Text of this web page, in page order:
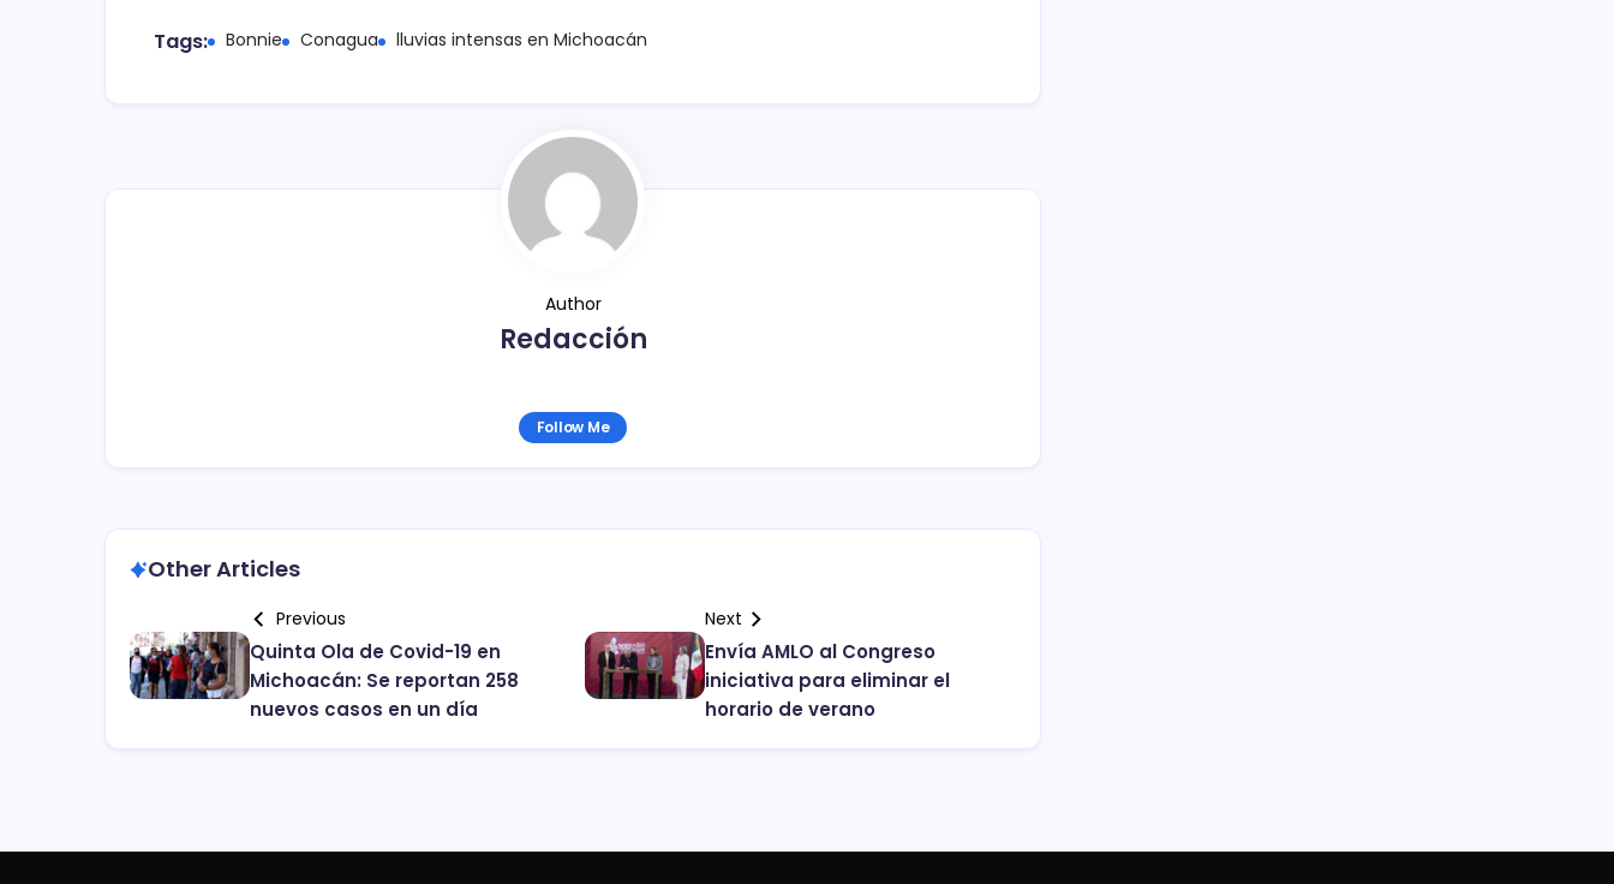
c itt ai m
Tags: Bonnie Conagua lluvias intensas en Michoacán
Author
Redacción
Follow Me
Other Articles
Previous
Quinta Ola de Covid-19 en
Michoacán: Se reportan 258
nuevos casos en un día
Next
Envía AMLO al Congreso
iniciativa para eliminar el
horario de verano